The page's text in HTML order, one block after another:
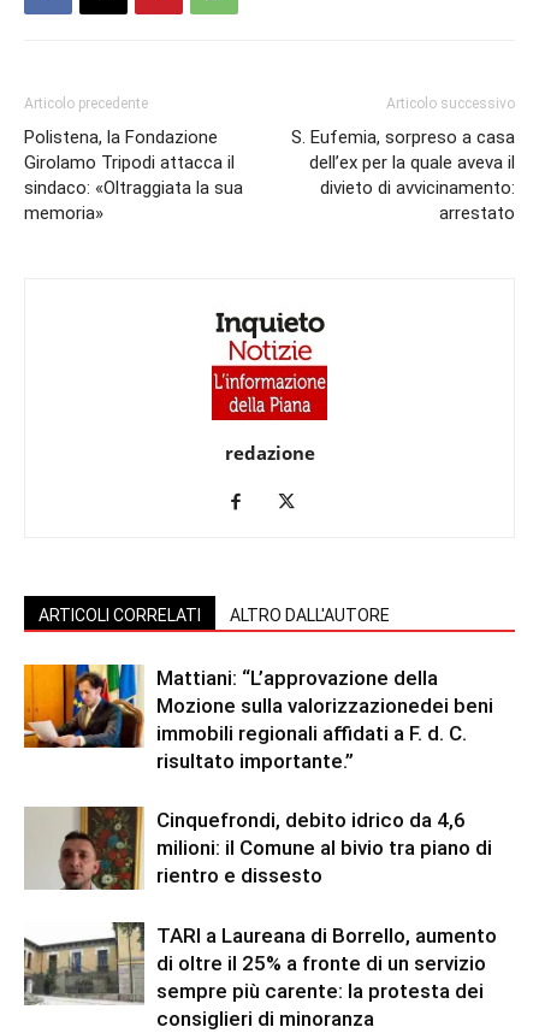
Articolo precedente
Polistena, la Fondazione
Girolamo Tripodi attacca il
sindaco: «Oltraggiata la sua
memoria»
Articolo successivo
S. Eufemia, sorpreso a casa
dell’ex per la quale aveva il
divieto di avvicinamento:
arrestato
redazione
ARTICOLI CORRELATI ALTRO DALL'AUTORE
Mattiani: “L’approvazione della
Mozione sulla valorizzazionedei beni
immobili regionali affidati a F. d. C.
risultato importante.”
Cinquefrondi, debito idrico da 4,6
milioni: il Comune al bivio tra piano di
rientro e dissesto
TARI a Laureana di Borrello, aumento
di oltre il 25% a fronte di un servizio
sempre più carente: la protesta dei
consiglieri di minoranza